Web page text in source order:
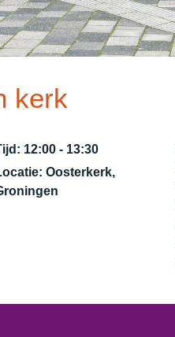
kerk
12:00 - 13:30
Oosterkerk,